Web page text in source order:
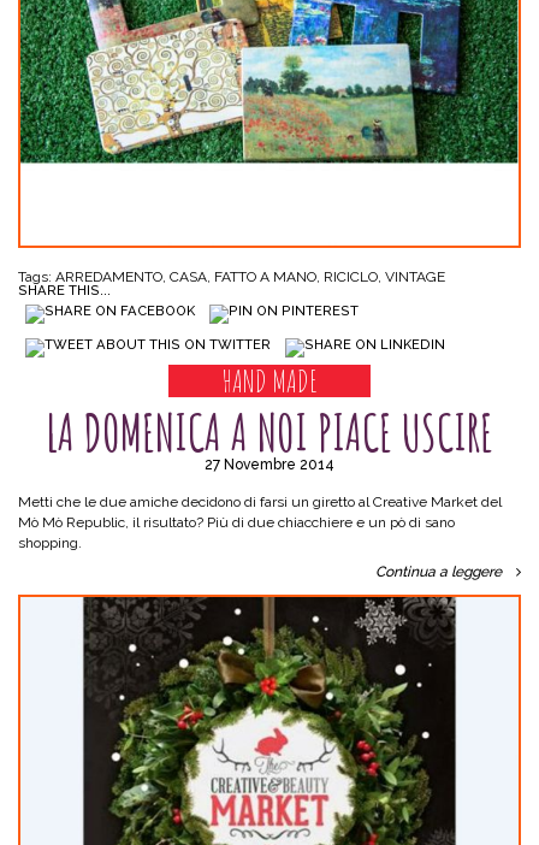
Tags: ARREDAMENTO CASA FATTO A MANO RICICLO VINTAGE
SHARE THIS...
HAND MADE
LA DOMENICA A NOI PIACE USCIRE
27 Novembre 2014
Metti che le due amiche decidono di farsi un giretto al Creative Market del
Mò Mò Republic, il risultato? Più di due chiacchiere e un pò di sano
shopping.
Continua a leggere